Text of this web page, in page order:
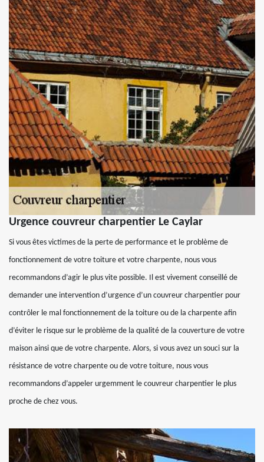
Urgence couvreur charpentier Le Caylar
Si vous êtes victimes de la perte de performance et le problème de
fonctionnement de votre toiture et votre charpente, nous vous
recommandons d’agir le plus vite possible. Il est vivement conseillé de
demander une intervention d’urgence d’un couvreur charpentier pour
contrôler le mal fonctionnement de la toiture ou de la charpente afin
d’éviter le risque sur le problème de la qualité de la couverture de votre
maison ainsi que de votre charpente. Alors, si vous avez un souci sur la
résistance de votre charpente ou de votre toiture, nous vous
recommandons d’appeler urgemment le couvreur charpentier le plus
proche de chez vous.